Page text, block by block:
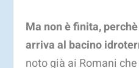
Ma non è finita,
arriva al bacino
noto già ai Romani